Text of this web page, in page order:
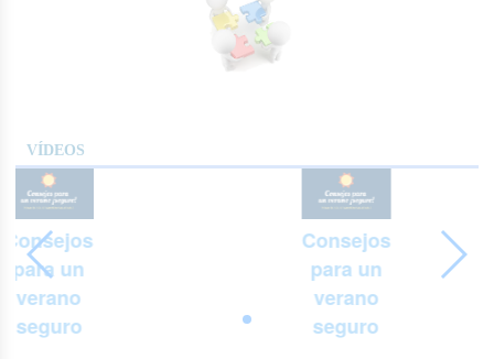
VÍDEOS
Consejos
para un
verano
seguro
Consejos
para un
verano
seguro